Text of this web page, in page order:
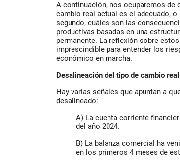
A continuación, nos ocuparemos de
cambio real actual es el adecuado, o
segundo, cuáles son las
productivas basadas en una
permanente. La reflexión sobre
imprescindible para entender los
económico en marcha.
Desalineación del tipo de cambio
Hay varias señales que apuntan a
desalineado:
A) La cuenta corriente
del año 2024.
B) La balanza comercial ha
en los primeros 4 meses de